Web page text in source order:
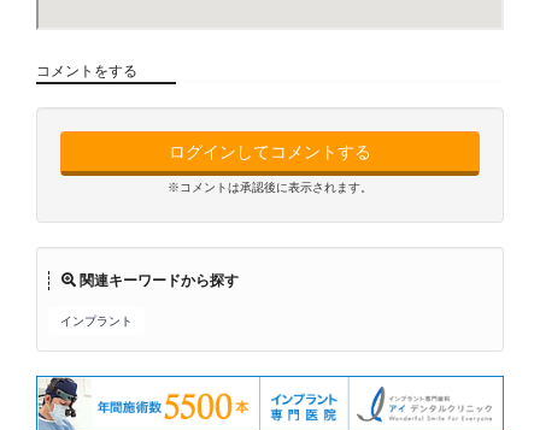
コメントをする
ログインしてコメントする
※コメントは承認後に表示されます。
関連キーワードから探す
インプラント